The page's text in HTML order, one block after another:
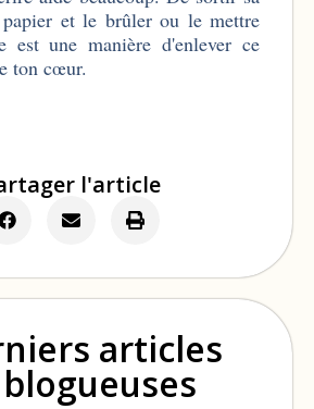
et le brûler ou le mettre
est une manière d'enlever ce
ton cœur.
l'article
articles